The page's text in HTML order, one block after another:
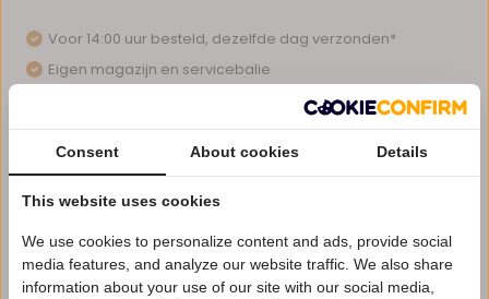
Voor 14:00 uur besteld, dezelfde dag verzonden*
Eigen magazijn en servicebalie
Afhalen in ons magazijn direct mogelijk
Vergelijk
Productomschrijving
Consent About cookies Details
This website uses cookies
We use cookies to personalize content and ads, provide social
media features, and analyze our website traffic. We also share
information about your use of our site with our social media,